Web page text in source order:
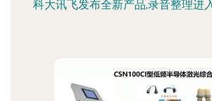
科大讯飞发布全新产品,录音整理进